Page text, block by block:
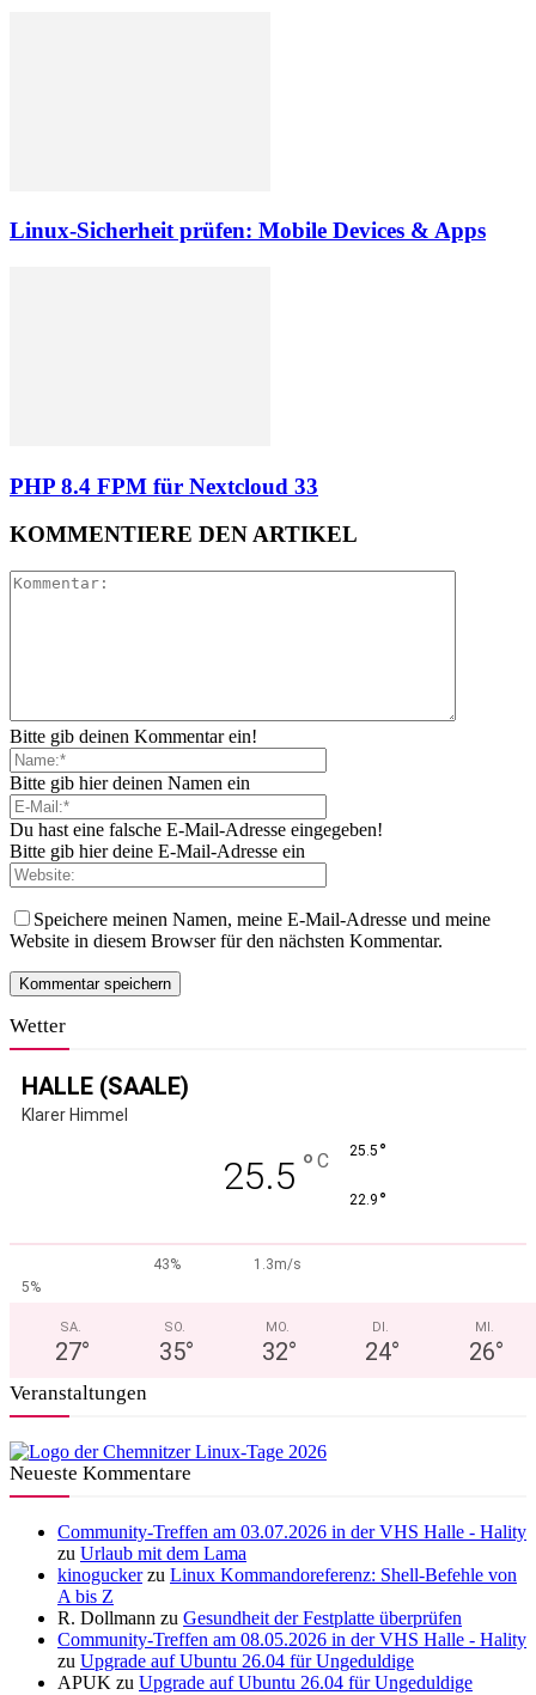
Linux-Sicherheit prüfen: Mobile Devices & Apps
PHP 8.4 FPM für Nextcloud 33
KOMMENTIERE DEN ARTIKEL
Bitte gib deinen Kommentar ein!
Bitte gib hier deinen Namen ein
Du hast eine falsche E-Mail-Adresse eingegeben!
Bitte gib hier deine E-Mail-Adresse ein
Speichere meinen Namen, meine E-Mail-Adresse und meine
Website in diesem Browser für den nächsten Kommentar.
Wetter
HALLE (SAALE)
Klarer Himmel
25.5 ° C 25.5 °
22.9 °
43%
1.3m/s
5%
SA.
27°
SO.
35°
MO.
32°
DI.
24°
MI.
26°
Veranstaltungen
Neueste Kommentare
Community-Treffen am 03.07.2026 in der VHS Halle - Hality
zu Urlaub mit dem Lama
kinoguckerzu Linux Kommandoreferenz: Shell-Befehle von
A bis Z
R. Dollmann zu Gesundheit der Festplatte überprüfen
Community-Treffen am 08.05.2026 in der VHS Halle - Hality
zu Upgrade auf Ubuntu 26.04 für Ungeduldige
APUK zu Upgrade auf Ubuntu 26.04 für Ungeduldige